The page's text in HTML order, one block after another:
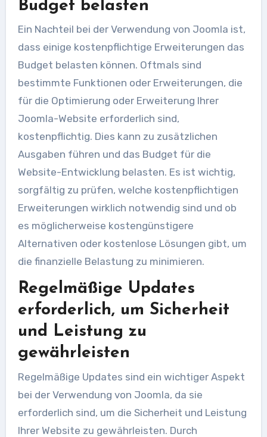
Budget belasten
Ein Nachteil bei der Verwendung von Joomla ist,
dass einige kostenpflichtige Erweiterungen das
Budget belasten können. Oftmals sind
bestimmte Funktionen oder Erweiterungen, die
für die Optimierung oder Erweiterung Ihrer
Joomla-Website erforderlich sind,
kostenpflichtig. Dies kann zu zusätzlichen
Ausgaben führen und das Budget für die
Website-Entwicklung belasten. Es ist wichtig,
sorgfältig zu prüfen, welche kostenpflichtigen
Erweiterungen wirklich notwendig sind und ob
es möglicherweise kostengünstigere
Alternativen oder kostenlose Lösungen gibt, um
die finanzielle Belastung zu minimieren.
Regelmäßige Updates
erforderlich, um Sicherheit
und Leistung zu
gewährleisten
Regelmäßige Updates sind ein wichtiger Aspekt
bei der Verwendung von Joomla, da sie
erforderlich sind, um die Sicherheit und Leistung
Ihrer Website zu gewährleisten. Durch